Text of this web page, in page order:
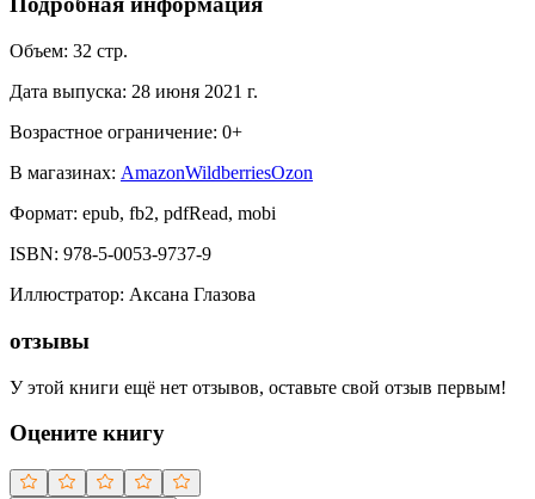
Объем: 32 стр.
Дата выпуска: 28 июня 2021 г.
Возрастное ограничение: 0+
В магазинах: AmazonWildberriesOzon
Формат: epub, fb2, pdfRead, mobi
ISBN: 978-5-0053-9737-9
Иллюстратор: Аксана Глазова
отзывы
У этой книги ещё нет отзывов, оставьте свой отзыв первым!
Оцените книгу